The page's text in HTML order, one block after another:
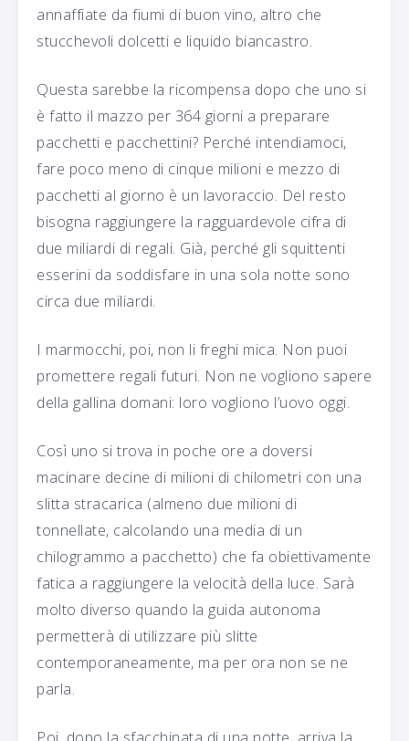
annaffiate da fiumi di buon vino, altro che
stucchevoli dolcetti e liquido biancastro.
Questa sarebbe la ricompensa dopo che uno si
è fatto il mazzo per 364 giorni a preparare
pacchetti e pacchettini? Perché intendiamoci,
fare poco meno di cinque milioni e mezzo di
pacchetti al giorno è un lavoraccio. Del resto
bisogna raggiungere la ragguardevole cifra di
due miliardi di regali. Già, perché gli squittenti
esserini da soddisfare in una sola notte sono
circa due miliardi.
I marmocchi, poi, non li freghi mica. Non puoi
promettere regali futuri. Non ne vogliono sapere
della gallina domani: loro vogliono l’uovo oggi.
Così uno si trova in poche ore a doversi
macinare decine di milioni di chilometri con una
slitta stracarica (almeno due milioni di
tonnellate, calcolando una media di un
chilogrammo a pacchetto) che fa obiettivamente
fatica a raggiungere la velocità della luce. Sarà
molto diverso quando la guida autonoma
permetterà di utilizzare più slitte
contemporaneamente, ma per ora non se ne
parla.